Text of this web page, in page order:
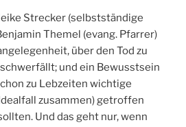
Strecker (selbstständige
Themel (evang. Pfarrer)
über den Tod zu
und ein Bewusstsein
zu Lebzeiten wichtige
zusammen) getroffen
Und das geht nur, wenn